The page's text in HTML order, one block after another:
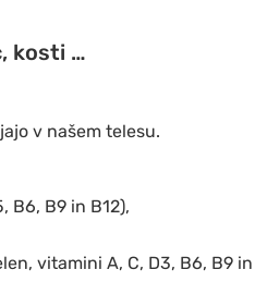
kosti …
v našem telesu.
B6, B9 in B12),
vitamini A, C, D3, B6, B9 in